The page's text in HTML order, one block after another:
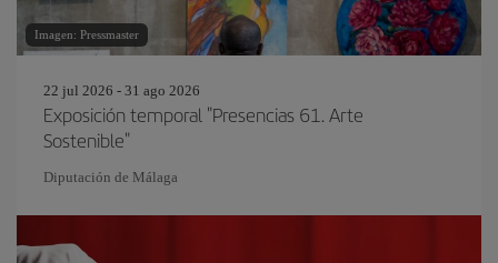
Imagen: Pressmaster
22 jul 2026 - 31 ago 2026
Exposición temporal "Presencias 61. Arte
Sostenible"
Diputación de Málaga